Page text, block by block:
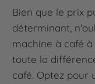
Bien que le prix
déterminant,
machine à café
toute la
café. Optez pour